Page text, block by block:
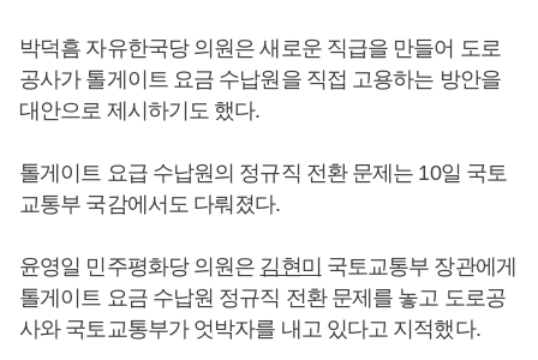
박덕흠 자유한국당 의원은 새로운 직급을 만들어 도로
공사가 톨게이트 요금 수납원을 직접 고용하는 방안을
대안으로 제시하기도 했다.
톨게이트 요급 수납원의 정규직 전환 문제는 10일 국토
교통부 국감에서도 다뤄졌다.
윤영일 민주평화당 의원은 김현미 국토교통부 장관에게
톨게이트 요금 수납원 정규직 전환 문제를 놓고 도로공
사와 국토교통부가 엇박자를 내고 있다고 지적했다.